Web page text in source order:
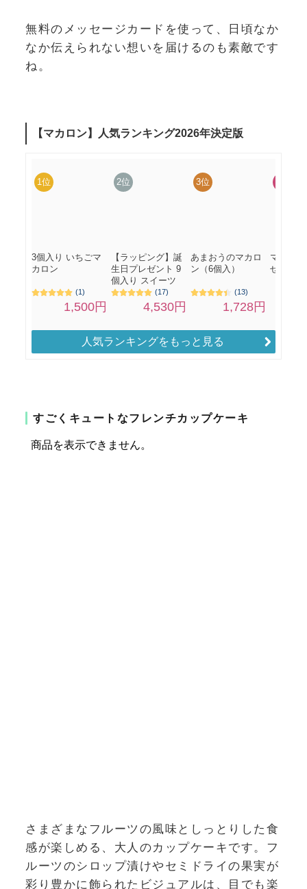
無料のメッセージカードを使って、日頃なか
なか伝えられない想いを届けるのも素敵です
ね。
人気ランキングをもっと見る
すごくキュートなフレンチカップケーキ
さまざまなフルーツの風味としっとりした食
感が楽しめる、大人のカップケーキです。フ
ルーツのシロップ漬けやセミドライの果実が
彩り豊かに飾られたビジュアルは、目でも楽